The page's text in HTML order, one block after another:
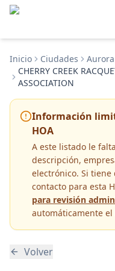
Inicio Ciudades
Aurora
CHERRY CREEK
ASSOCIATION
Información
HOA
A este listado le
descripción,
electrónico. Si tiene
contacto para esta
para revisión
automáticamente
Volver